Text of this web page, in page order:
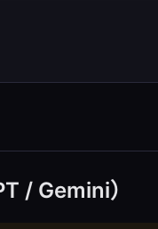
/ Gemini）